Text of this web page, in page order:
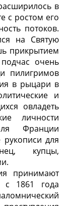
в
с ростом его
потоков.
на Святую
прикрытием
очень
пилигримов
в рыцари в
и
овладеть
личности
Франции
для
купцы,
принимают
с 1861 года